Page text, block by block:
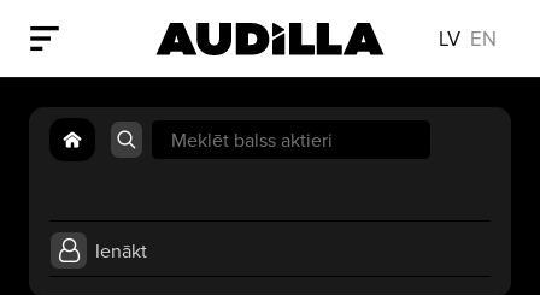
LV EN
Search
for:
Ienākt